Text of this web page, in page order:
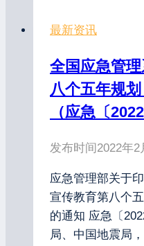
最新资讯
全国应急管
八个五年规
（应急〔
发布时间2022年2
应急管理部关于
宣传教育第八个
的通知 应急〔
局、中国地震局